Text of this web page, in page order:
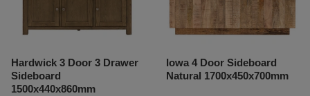
Hardwick 3 Door 3 Drawer
Sideboard
1500x440x860mm
Iowa 4 Door Sideboard
Natural 1700x450x700mm